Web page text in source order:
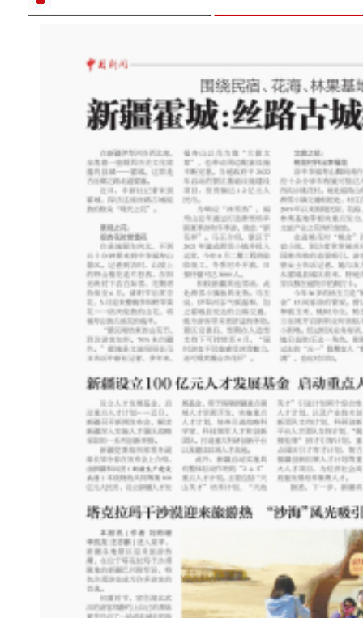
昌吉国家农高区老龙河西瓜